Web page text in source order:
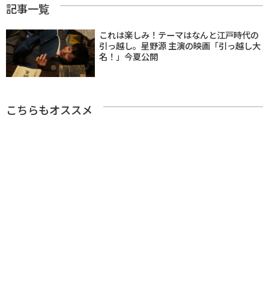
記事一覧
これは楽しみ！テーマはなんと江戸時代の
引っ越し。星野源 主演の映画「引っ越し大
名！」今夏公開
こちらもオススメ